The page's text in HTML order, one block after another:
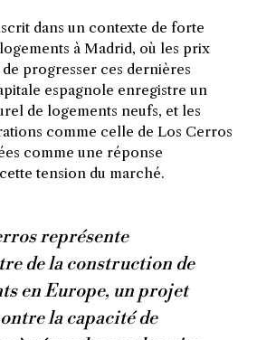
dans un contexte de forte
à Madrid, où les prix
progresser ces dernières
espagnole enregistre un
de logements neufs, et les
comme celle de Los Cerros
comme une réponse
tension du marché.
représente
de la construction de
en Europe, un projet
la capacité de